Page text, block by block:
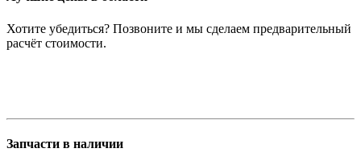
Хотите убедиться? Позвоните и мы сделаем предварительный
расчёт стоимости.
Запчасти в наличии